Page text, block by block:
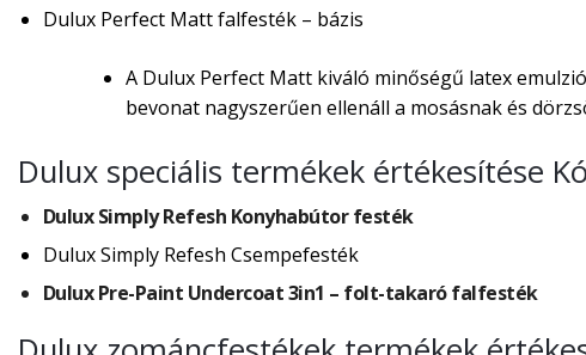
Dulux Perfect Matt falfesték – bázis
A Dulux Perfect Matt kiváló minőségű latex
bevonat nagyszerűen ellenáll a mosásnak és
Dulux speciális termékek értékesítése
Dulux Simply Refesh Konyhabútor festék
Dulux Simply Refesh Csempefesték
Dulux Pre-Paint Undercoat 3in1 – folt-takaró falfesték